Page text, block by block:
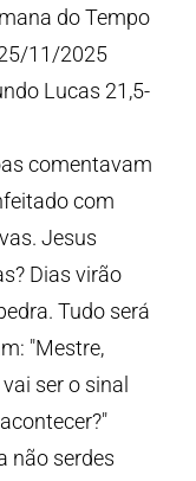
do Tempo
11/2025
Lucas 21,5-
comentavam
com
Jesus
Dias virão
Tudo será
"Mestre,
ser o sinal
não serdes